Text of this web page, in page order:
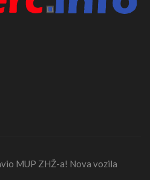
MUP ZHŽ-a! Nova vozila